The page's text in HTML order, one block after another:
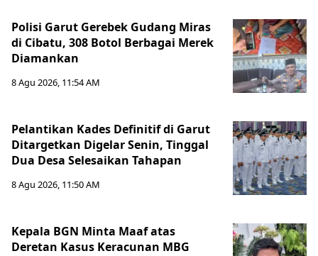
Polisi Garut Gerebek Gudang Miras
di Cibatu, 308 Botol Berbagai Merek
Diamankan
8 Agu 2026, 11:54 AM
Pelantikan Kades Definitif di Garut
Ditargetkan Digelar Senin, Tinggal
Dua Desa Selesaikan Tahapan
8 Agu 2026, 11:50 AM
Kepala BGN Minta Maaf atas
Deretan Kasus Keracunan MBG